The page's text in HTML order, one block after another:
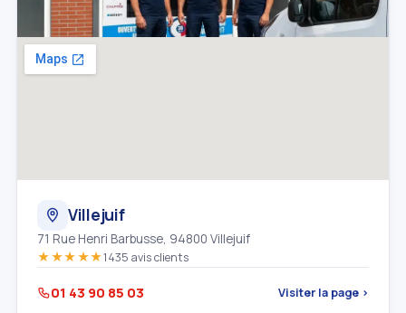
Villejuif
71 Rue Henri Barbusse, 94800 Villejuif
★★★★★1435 avis clients
01 43 90 85 03 Visiter la page ›